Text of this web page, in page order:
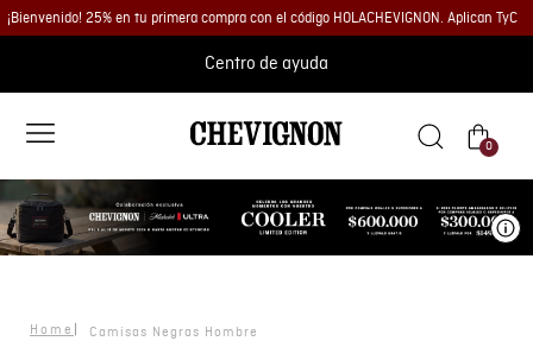
¡Bienvenido! 25% en tu primera compra con el código HOLACHEVIGNON. Aplican TyC
Centro de ayuda
0
Camisas Negras Hombre